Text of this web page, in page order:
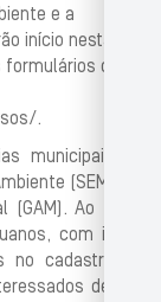
e a
início nesta
de
.
municipais de
(SEMAM),
Ao todo,
com idade
no cadastro de
devem